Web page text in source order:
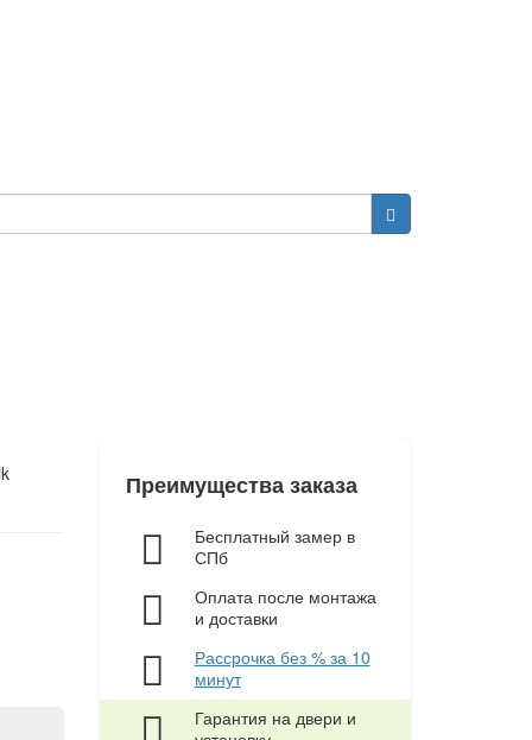
Преимущества заказа
Бесплатный замер в
СПб
Оплата после монтажа
и доставки
Рассрочка без % за 10
минут
Гарантия на двери и